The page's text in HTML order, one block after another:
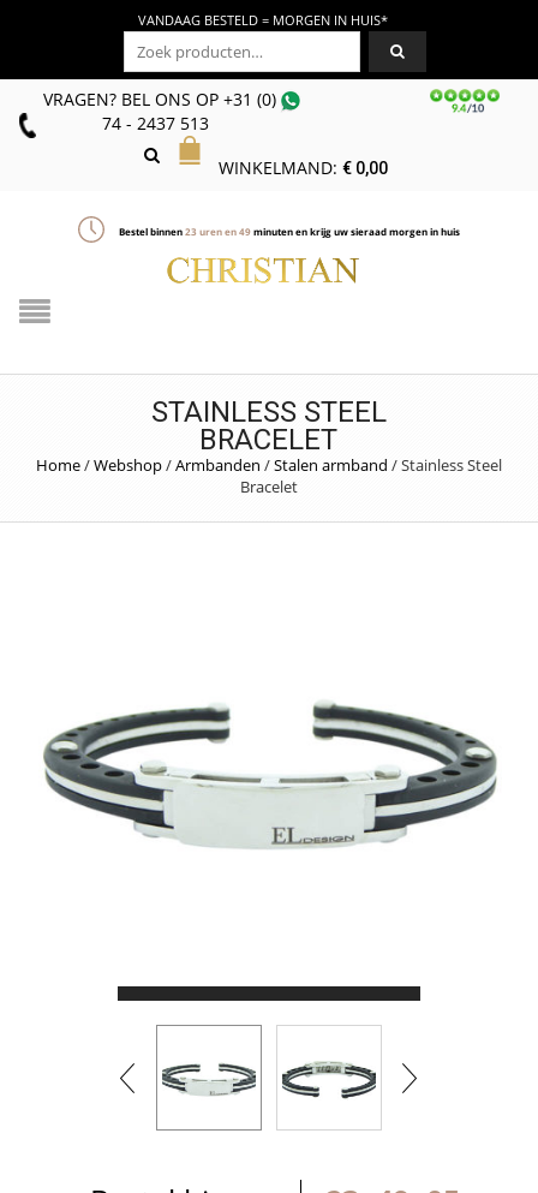
VANDAAG BESTELD = MORGEN IN HUIS*
Zoeken naar:
VRAGEN? BEL ONS OP+31 (0)
74 - 2437 513
WINKELMAND: €0,00
Bestel binnen23uren en49minuten en krijg uw sieraad morgen in huis
STAINLESS STEEL
BRACELET
Home/Webshop/Armbanden /Stalen armband /Stainless Steel
Bracelet